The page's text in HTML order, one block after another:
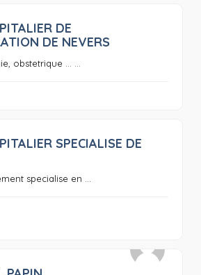
DE
DE NEVERS
obstetrique … ...
0
SPECIALISE DE
specialise en ...